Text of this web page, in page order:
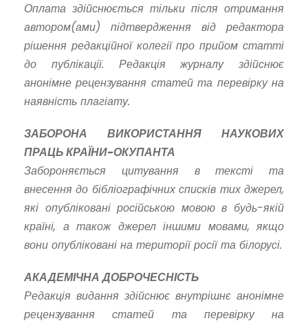
Оплата здійснюється тільки після отримання
автором(ами) підтвердження від редактора
рішення редакційної колегії про прийом статті
до публікації. Редакція журналу здійснює
анонімне рецензування статей та перевірку на
наявність плагіату.
ЗАБОРОНА ВИКОРИСТАННЯ НАУКОВИХ
ПРАЦЬ КРАЇНИ-ОКУПАНТА
Забороняється цитування в тексті та
внесення до бібліографічних списків тих джерел,
які опубліковані російською мовою в будь-якій
країні, а також джерел іншими мовами, якщо
вони опубліковані на території росії та білорусі.
АКАДЕМІЧНА ДОБРОЧЕСНІСТЬ
Редакція видання здійснює внутрішнє анонімне
рецензування статей та перевірку на